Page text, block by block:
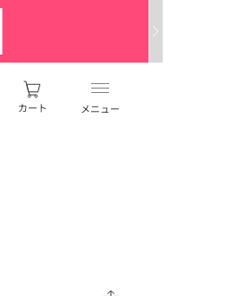
メニュー
カート